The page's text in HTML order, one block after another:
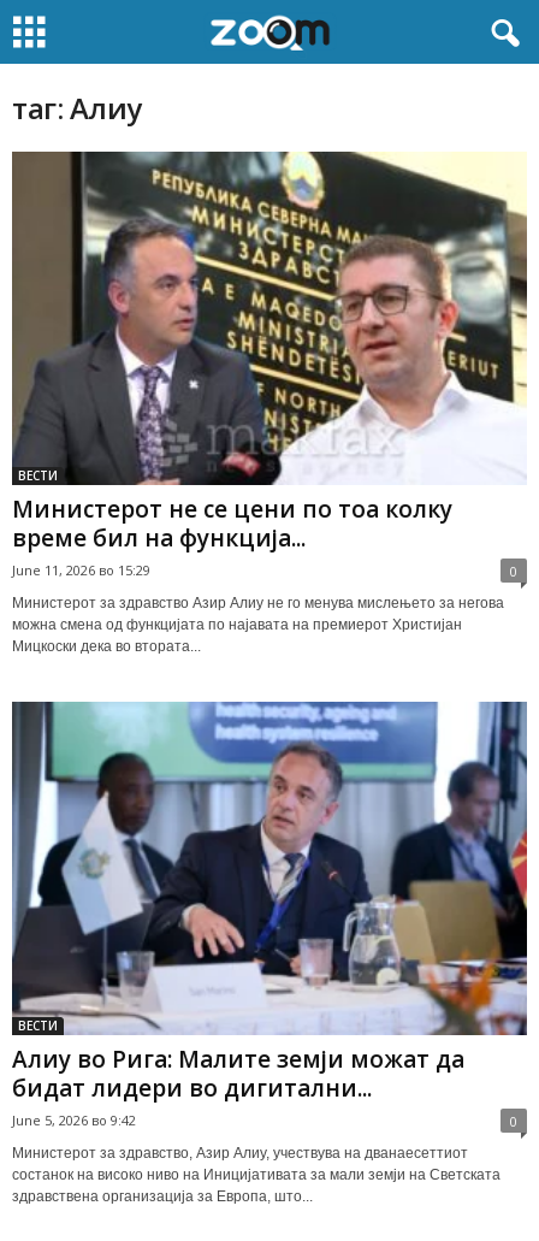
таг: Алиу
ВЕСТИ
Министерот не се цени по тоа колку
време бил на функција...
June 11, 2026 во 15:29 0
Министерот за здравство Азир Алиу не го менува мислењето за негова
можна смена од функцијата по најавата на премиерот Христијан
Мицкоски дека во втората...
ВЕСТИ
Алиу во Рига: Малите земји можат да
бидат лидери во дигитални...
June 5, 2026 во 9:42 0
Министерот за здравство, Азир Алиу, учествува на дванаесеттиот
состанок на високо ниво на Иницијативата за мали земји на Светската
здравствена организација за Европа, што...